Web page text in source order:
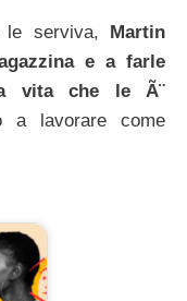
le serviva, Martin
e a farle
vita che le Ã¨
lavorare come